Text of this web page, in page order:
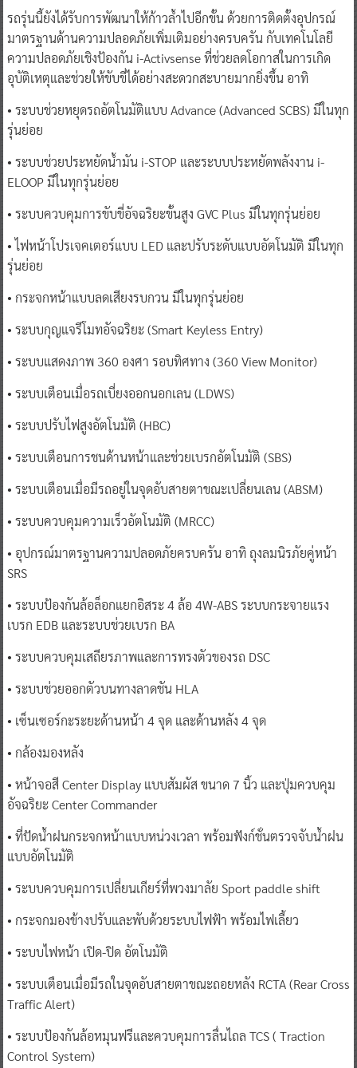
รถรุ่นนี้ยังได้รับการพัฒนาให้ก้าวล้ำไปอีกขั้น ด้วยการติดตั้งอุปกรณ์
มาตรฐานด้านความปลอดภัยเพิ่มเติมอย่างครบครัน กับเทคโนโลยี
ความปลอดภัยเชิงป้องกัน i-Activsense ที่ช่วยลดโอกาสในการเกิด
อุบัติเหตุและช่วยให้ขับขี่ได้อย่างสะดวกสะบายมากยิ่งขึ้น อาทิ
• ระบบช่วยหยุดรถอัตโนมัติแบบ Advance (Advanced SCBS) มีในทุก
รุ่นย่อย
• ระบบช่วยประหยัดน้ำมัน i-STOP และระบบประหยัดพลังงาน i-
ELOOP มีในทุกรุ่นย่อย
• ระบบควบคุมการขับขี่อัจฉริยะขั้นสูง GVC Plus มีในทุกรุ่นย่อย
• ไฟหน้าโปรเจคเตอร์แบบ LED และปรับระดับแบบอัตโนมัติ มีในทุก
รุ่นย่อย
• กระจกหน้าแบบลดเสียงรบกวน มีในทุกรุ่นย่อย
• ระบบกุญแจรีโมทอัจฉริยะ (Smart Keyless Entry)
• ระบบแสดงภาพ 360 องศา รอบทิศทาง (360 View Monitor)
• ระบบเตือนเมื่อรถเบี่ยงออกนอกเลน (LDWS)
• ระบบปรับไฟสูงอัตโนมัติ (HBC)
• ระบบเตือนการชนด้านหน้าและช่วยเบรกอัตโนมัติ (SBS)
• ระบบเตือนเมื่อมีรถอยู่ในจุดอับสายตาขณะเปลี่ยนเลน (ABSM)
• ระบบควบคุมความเร็วอัตโนมัติ (MRCC)
• อุปกรณ์มาตรฐานความปลอดภัยครบครัน อาทิ ถุงลมนิรภัยคู่หน้า
SRS
• ระบบป้องกันล้อล็อกแยกอิสระ 4 ล้อ 4W-ABS ระบบกระจายแรง
เบรก EDB และระบบช่วยเบรก BA
• ระบบควบคุมเสถียรภาพและการทรงตัวของรถ DSC
• ระบบช่วยออกตัวบนทางลาดชัน HLA
• เซ็นเซอร์กะระยะด้านหน้า 4 จุด และด้านหลัง 4 จุด
• กล้องมองหลัง
• หน้าจอสี Center Display แบบสัมผัส ขนาด 7 นิ้ว และปุ่มควบคุม
อัจฉริยะ Center Commander
• ที่ปัดน้ำฝนกระจกหน้าแบบหน่วงเวลา พร้อมฟังก์ชั่นตรวจจับน้ำฝน
แบบอัตโนมัติ
• ระบบควบคุมการเปลี่ยนเกียร์ที่พวงมาลัย Sport paddle shift
• กระจกมองข้างปรับและพับด้วยระบบไฟฟ้า พร้อมไฟเลี้ยว
• ระบบไฟหน้า เปิด-ปิด อัตโนมัติ
• ระบบเตือนเมื่อมีรถในจุดอับสายตาขณะถอยหลัง RCTA (Rear Cross
Traffic Alert)
• ระบบป้องกันล้อหมุนฟรีและควบคุมการลื่นไถล TCS ( Traction
Control System)